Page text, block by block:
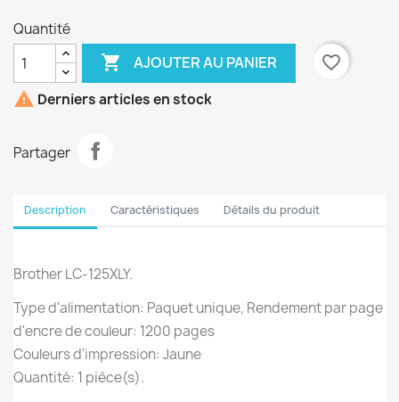
Quantité
 AJOUTER AU PANIER
favorite_border
 Derniers articles en stock
Partager
Description Caractéristiques Détails du produit
Brother LC-125XLY.
Type d'alimentation: Paquet unique, Rendement par page
d'encre de couleur: 1200 pages
Couleurs d'impression: Jaune
Quantité: 1 pièce(s).